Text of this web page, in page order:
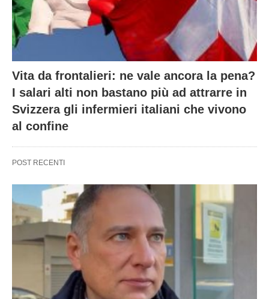
Vita da frontalieri: ne vale ancora la pena?
I salari alti non bastano più ad attrarre in
Svizzera gli infermieri italiani che vivono
al confine
POST RECENTI